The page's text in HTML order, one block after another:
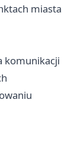
miasta
komunikacji